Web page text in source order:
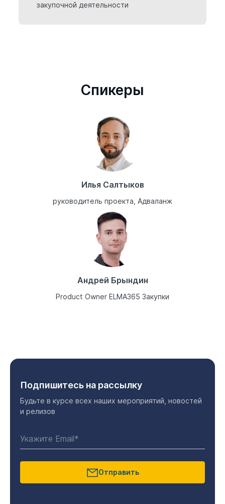
закупочной деятельности
Cпикеры
Илья Салтыков
руководитель проекта, Адваланж
Андрей Брындин
Product Owner ELMA365 Закупки
Подпишитесь на рассылку
Будьте в курсе всех наших мероприятий, новостей
и релизов
Отправить